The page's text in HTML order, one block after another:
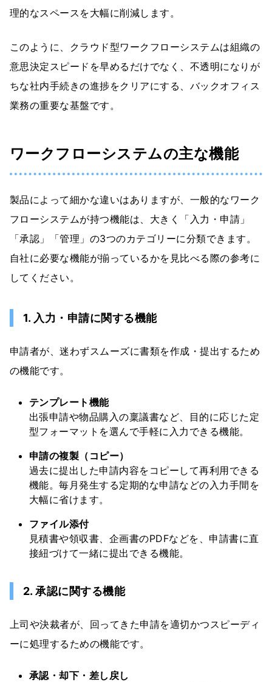
理的なスペースを大幅に削減します。
このように、クラウド型ワークフローシステムは組織の
意思決定スピードを早めるだけでなく、不透明になりが
ちな社内手続きの進捗をクリアにする、バックオフィス
業務の重要な基盤です。
ワークフローシステムの主な機能
製品によって細かな違いはありますが、一般的なワーク
フローシステムが持つ機能は、大きく「入力・申請」
「承認」「管理」の3つのカテゴリーに分類できます。
自社に必要な機能が揃っているかを見比べる際の参考に
してください。
1. 入力・申請に関する機能
申請者が、迷わずスムーズに書類を作成・提出するため
の機能です。
テンプレート機能
出張申請や物品購入の稟議書など、目的に応じた定
型フォーマットを選んで手軽に入力できる機能。
申請の複製（コピー）
過去に提出した申請内容をコピーして再利用できる
機能。毎月発生する定期的な申請などの入力手間を
大幅に省けます。
ファイル添付
見積書や領収書、企画書のPDFなどを、申請書に直
接紐づけて一緒に提出できる機能。
2. 承認に関する機能
上司や決裁者が、回ってきた申請を適切かつスピーディ
ーに処理するための機能です。
承認・却下・差し戻し